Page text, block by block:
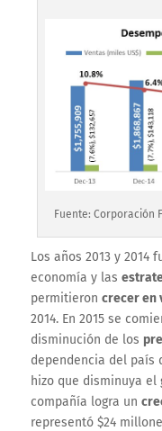
Fuente: Corporación
Los años 2013 y 2014
economía y las
permitieron crecer en
2014. En 2015 se
disminución de los
dependencia del país
hizo que disminuya el
compañía logra un
representó $24